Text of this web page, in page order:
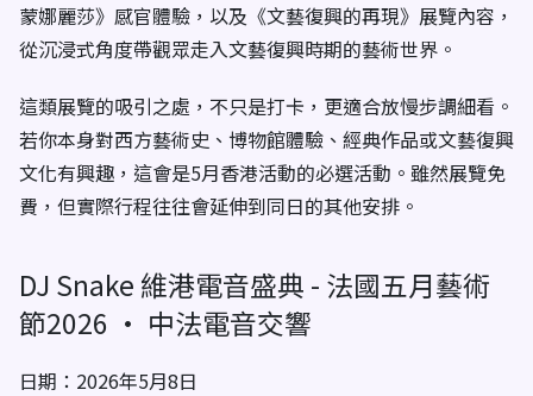
蒙娜麗莎》感官體驗，以及《文藝復興的再現》展覽內容，
從沉浸式角度帶觀眾走入文藝復興時期的藝術世界。
這類展覽的吸引之處，不只是打卡，更適合放慢步調細看。
若你本身對西方藝術史、博物館體驗、經典作品或文藝復興
文化有興趣，這會是5月香港活動的必選活動。雖然展覽免
費，但實際行程往往會延伸到同日的其他安排。
DJ Snake 維港電音盛典 - 法國五月藝術
節2026 · 中法電音交響
日期：2026年5月8日